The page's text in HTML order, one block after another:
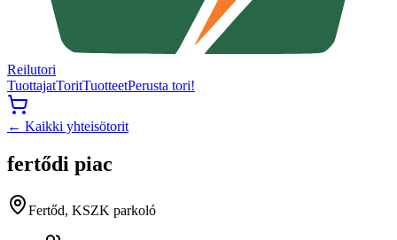
Reilutori
TuottajatToritTuotteetPerusta tori!
← Kaikki yhteisötorit
fertődi piac
Fertőd, KSZK parkoló